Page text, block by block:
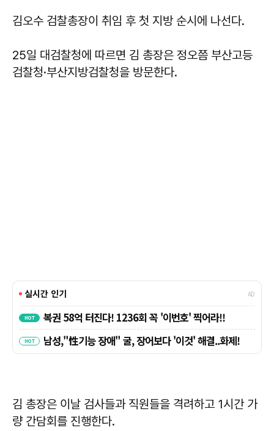
김오수 검찰총장이 취임 후 첫 지방 순시에 나선다.
25일 대검찰청에 따르면 김 총장은 정오쯤 부산고등
검찰청·부산지방검찰청을 방문한다.
김 총장은 이날 검사들과 직원들을 격려하고 1시간 가
량 간담회를 진행한다.